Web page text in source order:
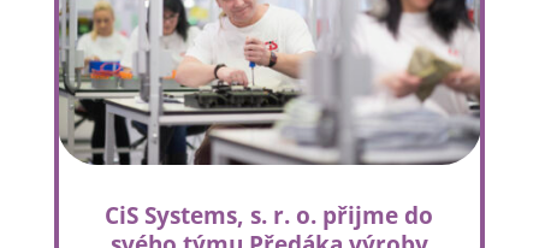
CiS Systems, s. r. o. přijme do